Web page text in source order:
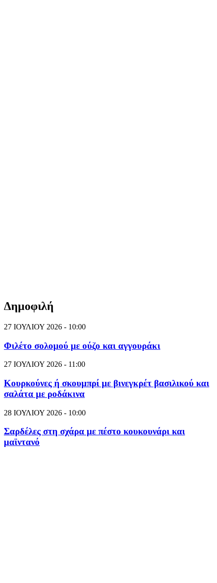
Δημοφιλή
27 ΙΟΥΛΙΟΥ 2026 - 10:00
Φιλέτο σολομού με ούζο και αγγουράκι
27 ΙΟΥΛΙΟΥ 2026 - 11:00
Κουρκούνες ή σκουμπρί με βινεγκρέτ βασιλικού και
σαλάτα με ροδάκινα
28 ΙΟΥΛΙΟΥ 2026 - 10:00
Σαρδέλες στη σχάρα με πέστο κουκουνάρι και
μαϊντανό